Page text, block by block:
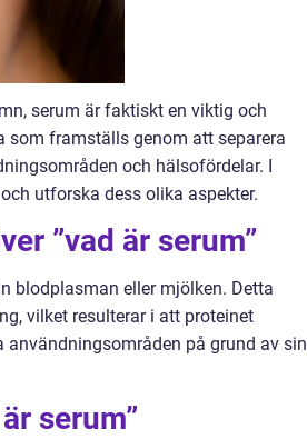
serum är faktiskt en viktig och
som framställs genom att separera
och hälsofördelar. I
utforska dess olika aspekter.
”vad är serum”
blodplasman eller mjölken. Detta
vilket resulterar i att proteinet
på grund av sin
serum”